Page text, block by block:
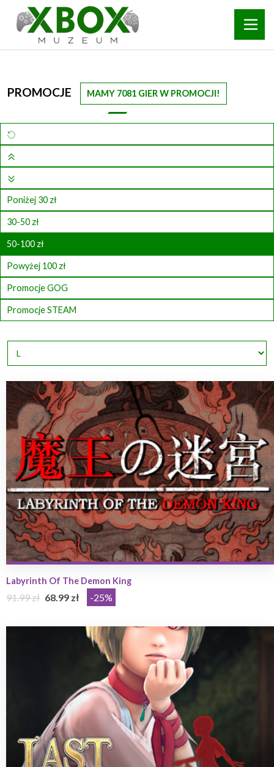
PROMOCJE MAMY 7081 GIER W PROMOCJI!
Poniżej 30 zł
30-50 zł
50-100 zł
Powyżej 100 zł
Promocje GOG
Promocje STEAM
Labyrinth Of The Demon King
91.99 zł 68.99 zł -25%